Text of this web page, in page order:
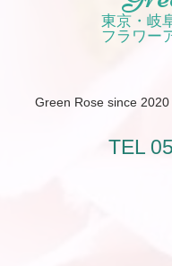
東京・岐
フラワー
Green Rose since
TEL